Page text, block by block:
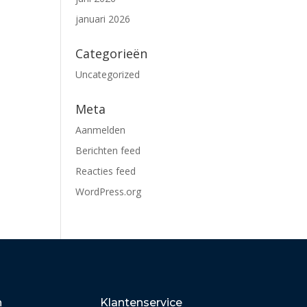
januari 2026
Categorieën
Uncategorized
Meta
Aanmelden
Berichten feed
Reacties feed
WordPress.org
Klantenservice